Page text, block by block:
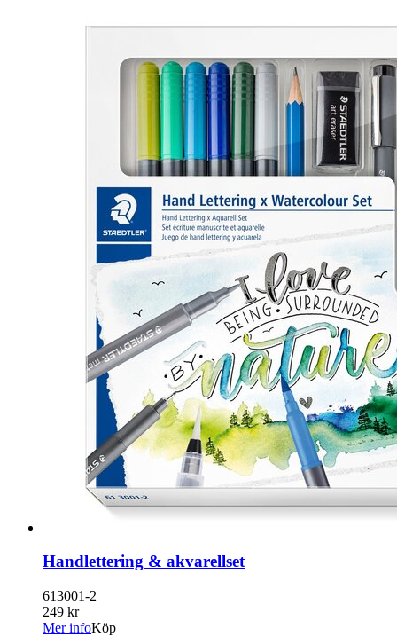
Handlettering & akvarellset
613001-2
249 kr
Mer infoKöp